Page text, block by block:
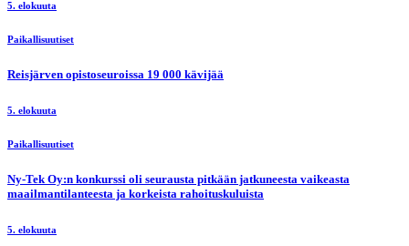
5. elokuuta
Paikallisuutiset
Reisjärven opistoseuroissa 19 000 kävijää
5. elokuuta
Paikallisuutiset
Ny-Tek Oy:n konkurssi oli seurausta pitkään jatkuneesta vaikeasta
maailmantilanteesta ja korkeista rahoituskuluista
5. elokuuta